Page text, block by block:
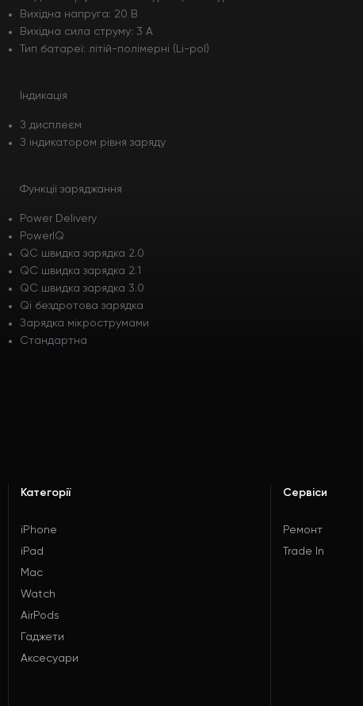
Вихідна напруга: 20 В
Вихідна сила струму: 3 А
Тип батареї: літій-полімерні (Li-pol)
Індикація
З дисплеєм
З індикатором рівня заряду
Функції заряджання
Power Delivery
PowerIQ
QC швидка зарядка 2.0
QC швидка зарядка 2.1
QC швидка зарядка 3.0
Qi бездротова зарядка
Зарядка мікрострумами
Стандартна
Категорії
iPhone
iPad
Mac
Watch
AirPods
Гаджети
Аксесуари
Сервіси
Ремонт
Trade In